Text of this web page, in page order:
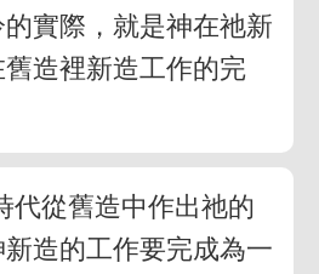
實際，就是神在祂新
造裡新造工作的完
代從舊造中作出祂的
造的工作要完成為一